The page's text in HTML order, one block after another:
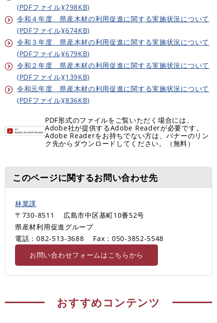
(PDFファイル)(798KB)​
令和４年度 県産木材の利用促進に関する実施状況について
(PDFファイル)(674KB)
令和３年度 県産木材の利用促進に関する実施状況について
(PDFファイル)(679KB)
令和２年度 県産木材の利用促進に関する実施状況について
(PDFファイル)(139KB)
令和元年度 県産木材の利用促進に関する実施状況について
(PDFファイル)(836KB)
PDF形式のファイルをご覧いただく場合には、
Adobe社が提供するAdobe Readerが必要です。
Adobe Readerをお持ちでない方は、バナーのリン
ク先からダウンロードしてください。（無料）
このページに関するお問い合わせ先
林業課
〒730-8511
広島市中区基町10番52号
県産材利用促進グループ
電話：082-513-3688
Fax：050-3852-5548
お問い合わせフォームはこちらから
おすすめコンテンツ